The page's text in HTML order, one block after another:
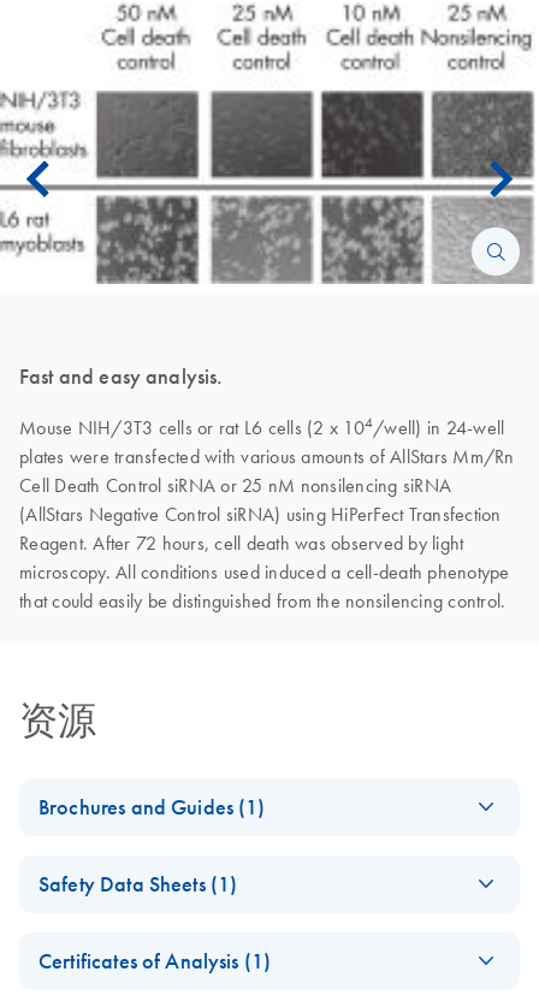
Fast and easy analysis.
Mouse NIH/3T3 cells or rat L6 cells (2 x 104/well) in 24-well
plates were transfected with various amounts of AllStars Mm/Rn
Cell Death Control siRNA or 25 nM nonsilencing siRNA
(AllStars Negative Control siRNA) using HiPerFect Transfection
Reagent. After 72 hours, cell death was observed by light
microscopy. All conditions used induced a cell-death phenotype
that could easily be distinguished from the nonsilencing control.
资源
Brochures and Guides (1)
Analysis
Safety Data Sheets (1)
Certificates of Analysis (1)